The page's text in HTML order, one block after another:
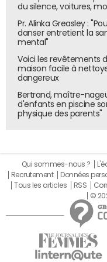
représentative des
devenant de plus en
liquides et autres
l’innovation pourrait
le marché de demain.
de choisir tel ou tel
aux nouvelles
du silence, voitures,
Pr. Alinka Greasley :
danser entretient la
mental"
Voici les revêtements
maison facile à
dangereux
Bertrand, maître-
d'enfants en piscine
physique des parents"
Qui sommes-nous ?
Recrutement
Données
Tous les articles
RSS
©